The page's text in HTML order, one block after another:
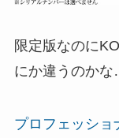
限定版なのに
にか違うのかな
プロフェッショ